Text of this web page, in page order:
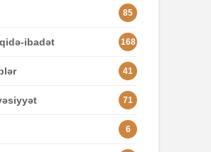
85
ibadət 168
41
71
6